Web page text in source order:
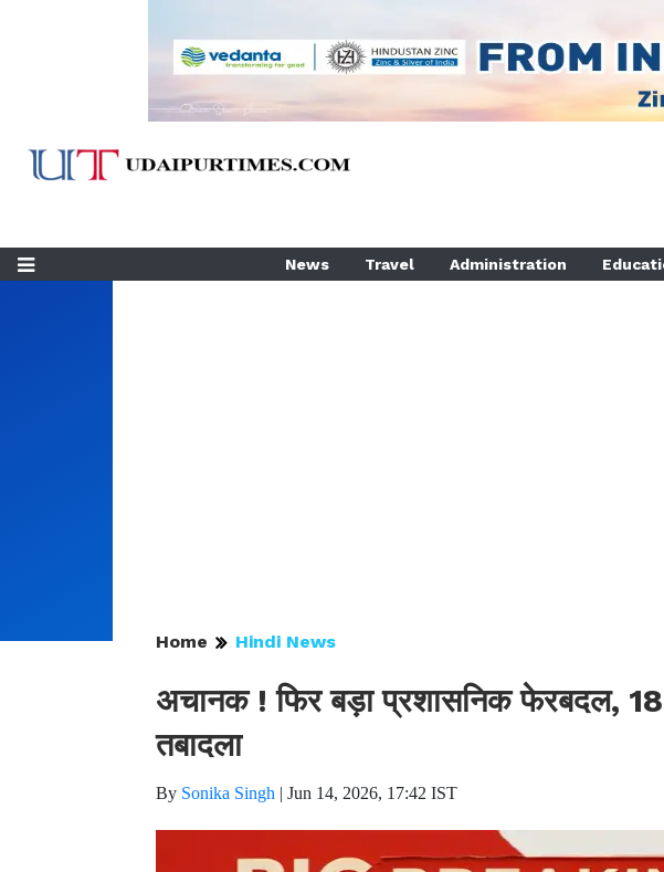
News Travel Administration
Home Hindi News
अचानक ! फिर बड़ा प्रशासनिक फेरबदल,
तबादला
By Sonika Singh | Jun 14, 2026, 17:42 IST